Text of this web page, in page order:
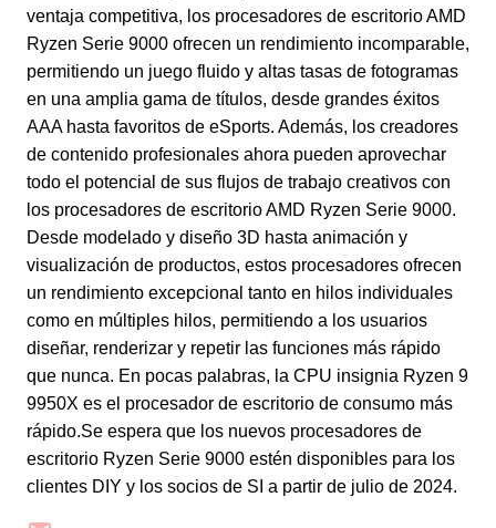
ventaja competitiva, los procesadores de escritorio AMD
Ryzen Serie 9000 ofrecen un rendimiento incomparable,
permitiendo un juego fluido y altas tasas de fotogramas
en una amplia gama de títulos, desde grandes éxitos
AAA hasta favoritos de eSports. Además, los creadores
de contenido profesionales ahora pueden aprovechar
todo el potencial de sus flujos de trabajo creativos con
los procesadores de escritorio AMD Ryzen Serie 9000.
Desde modelado y diseño 3D hasta animación y
visualización de productos, estos procesadores ofrecen
un rendimiento excepcional tanto en hilos individuales
como en múltiples hilos, permitiendo a los usuarios
diseñar, renderizar y repetir las funciones más rápido
que nunca. En pocas palabras, la CPU insignia Ryzen 9
9950X es el procesador de escritorio de consumo más
rápido.Se espera que los nuevos procesadores de
escritorio Ryzen Serie 9000 estén disponibles para los
clientes DIY y los socios de SI a partir de julio de 2024.